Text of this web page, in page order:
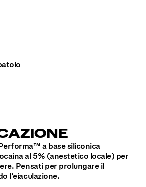
a base siliconica
al 5% (anestetico locale) per
Pensati per prolungare il
l’eiaculazione.